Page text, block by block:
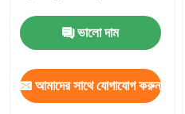
ভালো দাম
আমাদের সাথে যোগাযোগ করুন